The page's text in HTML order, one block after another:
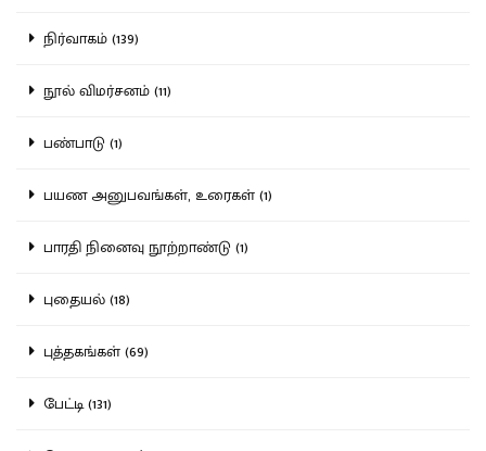
நிர்வாகம் (139)
நூல் விமர்சனம் (11)
பண்பாடு (1)
பயண அனுபவங்கள், உரைகள் (1)
பாரதி நினைவு நூற்றாண்டு (1)
புதையல் (18)
புத்தகங்கள் (69)
பேட்டி (131)